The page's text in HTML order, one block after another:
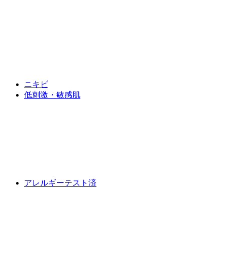
ニキビ
低刺激・敏感肌
アレルギーテスト済